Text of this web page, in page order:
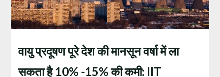
वायु प्रदूषण पूरे देश की मानसून वर्षा में ला
सकता है 10% -15% की कमी: IIT